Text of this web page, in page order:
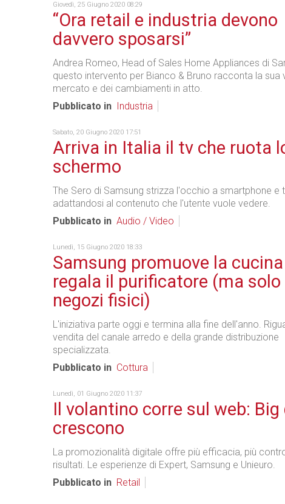
Giovedì, 25 Giugno 2020 08:29
“Ora retail e industria devono
davvero sposarsi”
Andrea Romeo, Head of Sales Home Appliances di
questo intervento per Bianco & Bruno racconta la sua
mercato e dei cambiamenti in atto.
Pubblicato in
Industria
Sabato, 20 Giugno 2020 17:51
Arriva in Italia il tv che ruota
schermo
The Sero di Samsung strizza l'occhio a smartphone e
adattandosi al contenuto che l'utente vuole vedere.
Pubblicato in Audio / Video
Lunedì, 15 Giugno 2020 18:33
Samsung promuove la
regala il purificatore (ma solo
negozi fisici)
L'iniziativa parte oggi e termina alla fine dell'anno.
vendita del canale arredo e della grande distribuzione
specializzata.
Pubblicato in Cottura
Lunedì, 01 Giugno 2020 11:37
Il volantino corre sul web: Big
crescono
La promozionalità digitale offre più efficacia, più
risultati. Le esperienze di Expert, Samsung e Unieuro.
Pubblicato in Retail